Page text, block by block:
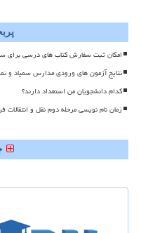
امکان ثبت سفارش کتاب های درسی برای سال
نتایج آزمون های ورودی مدارس سمپاد و
کدام دانشجویان من استعداد دارند؟
زمان نام نویسی مرحله دوم نقل و انتقالات